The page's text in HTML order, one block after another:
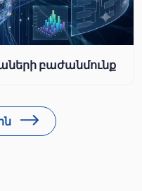
բաժանմունք